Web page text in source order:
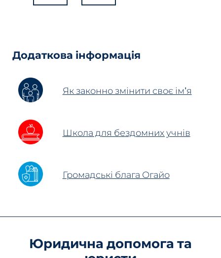
Додаткова інформація
Як законно змінити своє ім'я
Школа для бездомних учнів
Громадські блага Огайо
Юридична допомога та